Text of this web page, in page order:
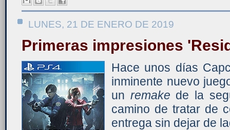
LUNES, 21 DE ENERO DE 2019
Primeras impresiones
Hace unos días
inminente nuevo
un remake de la
camino de tratar de
entrega sin dejar de